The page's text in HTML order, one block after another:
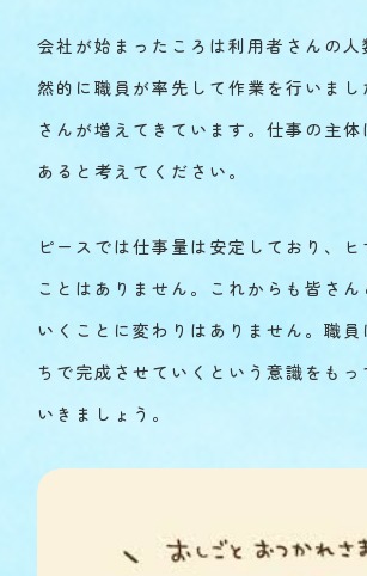
会社が始まったころは利用者さんの
然的に職員が率先して作業を行いまし
さんが増えてきています。仕事の主
あると考えてください。
ピースでは仕事量は安定しており、ヒ
ことはありません。これからも皆さん
いくことに変わりはありません。職員
ちで完成させていくという意識をもっ
いきましょう。